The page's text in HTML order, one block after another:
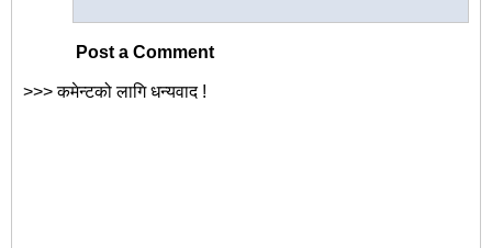
Post a Comment
>>> कमेन्टको लागि धन्यवाद !